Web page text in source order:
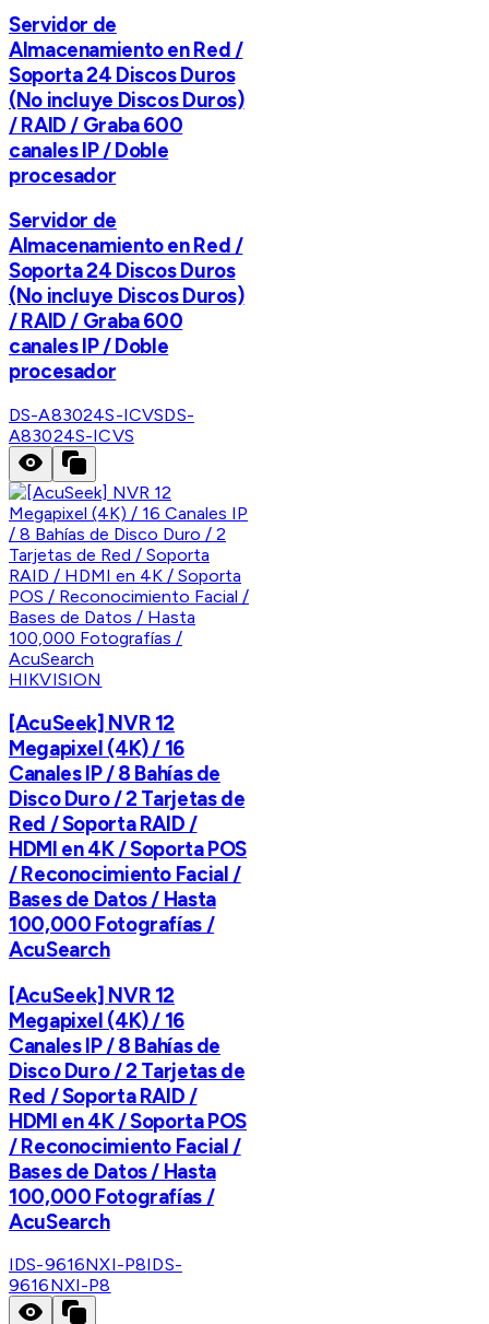
Servidor de
Almacenamiento en Red /
Soporta 24 Discos Duros
(No incluye Discos Duros)
/ RAID / Graba 600
canales IP / Doble
procesador
Servidor de
Almacenamiento en Red /
Soporta 24 Discos Duros
(No incluye Discos Duros)
/ RAID / Graba 600
canales IP / Doble
procesador
DS-A83024S-ICVSDS-
A83024S-ICVS
HIKVISION
[AcuSeek] NVR 12
Megapixel (4K) / 16
Canales IP / 8 Bahías de
Disco Duro / 2 Tarjetas de
Red / Soporta RAID /
HDMI en 4K / Soporta POS
/ Reconocimiento Facial /
Bases de Datos / Hasta
100,000 Fotografías /
AcuSearch
[AcuSeek] NVR 12
Megapixel (4K) / 16
Canales IP / 8 Bahías de
Disco Duro / 2 Tarjetas de
Red / Soporta RAID /
HDMI en 4K / Soporta POS
/ Reconocimiento Facial /
Bases de Datos / Hasta
100,000 Fotografías /
AcuSearch
IDS-9616NXI-P8IDS-
9616NXI-P8